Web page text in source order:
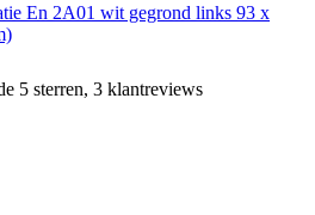
En 2A01 wit gegrond links 93 x
5 sterren, 3 klantreviews